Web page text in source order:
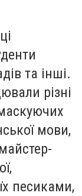
та інші.
різні
мови,
песиками,